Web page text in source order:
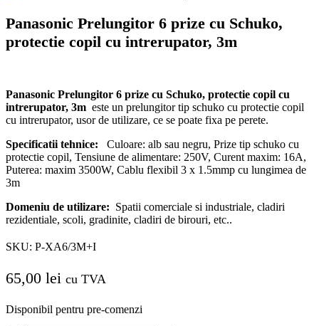
Panasonic Prelungitor 6 prize cu Schuko,
protectie copil cu intrerupator, 3m
Panasonic Prelungitor 6 prize cu Schuko, protectie copil cu
intrerupator, 3m este un prelungitor tip schuko cu protectie copil
cu intrerupator, usor de utilizare, ce se poate fixa pe perete.
Specificatii tehnice: Culoare: alb sau negru, Prize tip schuko cu
protectie copil, Tensiune de alimentare: 250V, Curent maxim: 16A,
Puterea: maxim 3500W, Cablu flexibil 3 x 1.5mmp cu lungimea de
3m
Domeniu de utilizare: Spatii comerciale si industriale, cladiri
rezidentiale, scoli, gradinite, cladiri de birouri, etc..
SKU: P-XA6/3M+I
65,00 lei cu TVA
Disponibil pentru pre-comenzi